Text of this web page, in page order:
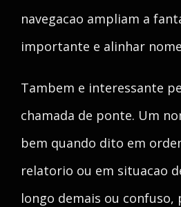
navegacao ampliam a
importante e alinhar
Tambem e interessante
chamada de ponte. Um
bem quando dito em
relatorio ou em situacao
longo demais ou confuso,